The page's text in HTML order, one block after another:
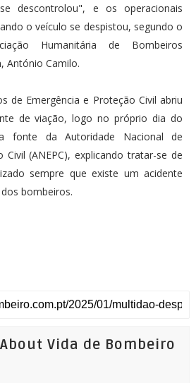
descontrolou", e os operacionais
o veículo se despistou, segundo o
Humanitária de Bombeiros
António Camilo.
de Emergência e Proteção Civil abriu
de viação, logo no próprio dia do
fonte da Autoridade Nacional de
Civil (ANEPC), explicando tratar-se de
sempre que existe um acidente
bombeiros.
About Vida de Bombeiro